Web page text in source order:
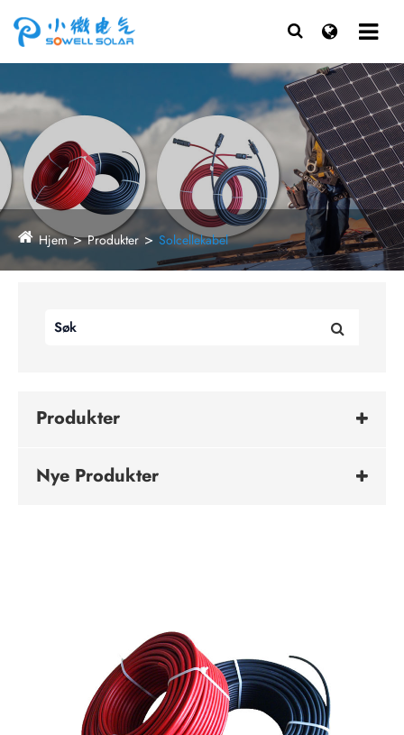
Hjem Produkter Solcellekabel
Produkter
Nye Produkter